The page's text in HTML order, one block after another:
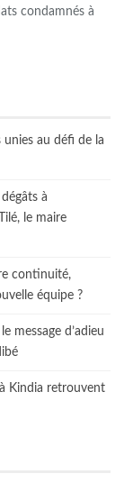
condamnés à
au défi de la
à
le maire
continuité,
équipe ?
message d’adieu
Kindia retrouvent